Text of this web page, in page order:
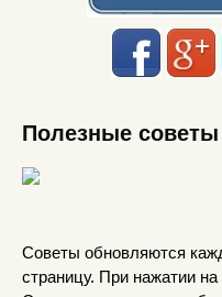
Полезные советы
Советы обновляются
страницу. При нажатии на